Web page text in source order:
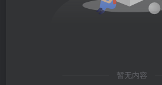
暂无内容